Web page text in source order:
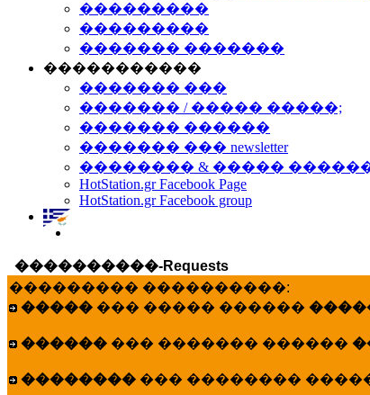
���������
���������
������� �������
�����������
������� ���
������� / ����� �����;
������� ������
������� ��� newsletter
�������� & �����
HotStation.gr Facebook Page
HotStation.gr Facebook group
����������-Requests
��������� ����������:
����� ��� ����� ������
������ ��� ������� ������
�������� ��� ��������